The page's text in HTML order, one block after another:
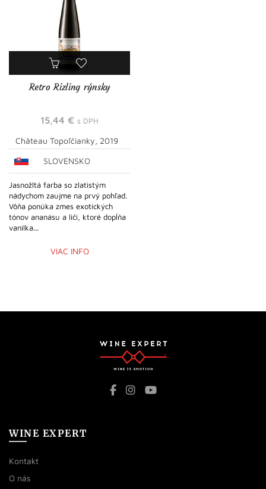
Retro Rizling rýnsky
15,44 € s DPH
Château Topoľčianky, 2019
SLOVENSKO
Jasnožltá farba so zlatistým
nádychom zaujme na prvý pohľad.
Vôňa ponúka zmes exotických
tónov ananásu a liči, ktoré dopĺňa
vanilka...
VIAC INFO
WINE EXPERT
Kontakt
O nás